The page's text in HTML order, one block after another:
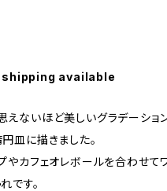
available
えないほど美しいグラデーショ
皿に描きました。
やカフェオレボールを合わせて
です。